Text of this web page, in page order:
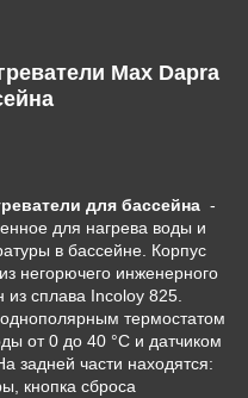
Max Dapra
для бассейна -
для нагрева воды и
в бассейне. Корпус
негорючего инженерного
сплава Incoloy 825.
термостатом
от 0 до 40 °C и датчиком
задней части находятся:
кнопка сброса